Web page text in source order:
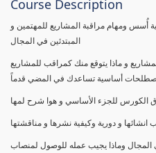
Course Description
ومهام مراقبة المشاريع للمهتمين و
المبتدئين في المجال
و ماذا يتوقع منك كمراقب للمشاريع
أساسية تساعدك في المضي قدماً
انشائها و دورية وكيفية نشرها و مناقشتها
المجال وماذا يجيب عمله للوصول لمنصاب